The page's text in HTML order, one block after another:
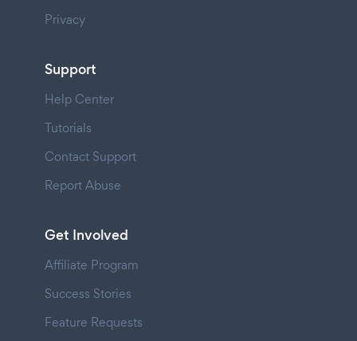
Privacy
Support
Help Center
Tutorials
Contact Support
Report Abuse
Get Involved
Affiliate Program
Success Stories
Feature Requests